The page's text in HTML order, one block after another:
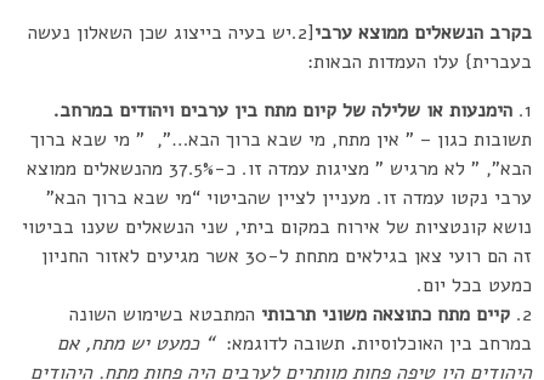
בקרב הנשאלים ממוצא ערבי
[2.יש בעיה בייצוג שכן השאלון נעשה
בעברית} עלו העמדות הבאות:
הימנעות או שלילה של קיום מתח בין ערבים ויהודים במרחב.
תשובות כגון – ” אין מתח, מי שבא ברוך הבא…”, ” מי שבא ברוך
הבא”, ” לא מרגיש ” מציגות עמדה זו. כ-37.5% מהנשאלים ממוצא
ערבי נקטו עמדה זו. מעניין לציין שהביטוי “מי שבא ברוך הבא”
נושא קונטציות של אירוח במקום ביתי, שני הנשאלים שענו בביטוי
זה הם רועי צאן בגילאים מתחת ל-30 אשר מגיעים לאזור החניון
כמעט בכל יום.
קיים מתח כתוצאה משוני תרבותי המתבטא בשימוש השונה
במרחב בין האוכלוסיות. תשובה לדוגמא: “ כמעט יש מתח, אם
היהודים היו טיפה פחות מוותרים לערבים היה פחות מתח. היהודים